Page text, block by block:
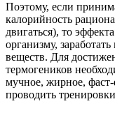
Поэтому, если
калорийность
двигаться), то
организму,
веществ. Для
термогеников
мучное, жирное,
проводить